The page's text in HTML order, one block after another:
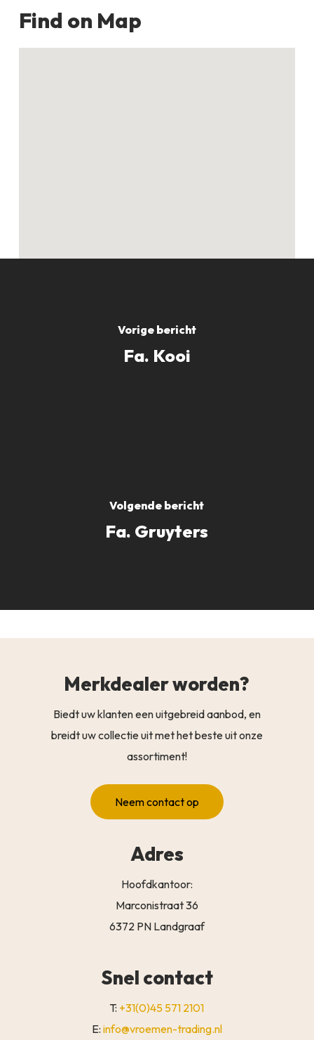
Find on Map
Vorige bericht
Fa. Kooi
Volgende bericht
Fa. Gruyters
Merkdealer worden?
Biedt uw klanten een uitgebreid aanbod, en
breidt uw collectie uit met het beste uit onze
assortiment!
Neem contact op
Adres
Hoofdkantoor:
Marconistraat 36
6372 PN Landgraaf
Snel contact
T: +31(0)45 571 2101
E: info@vroemen-trading.nl